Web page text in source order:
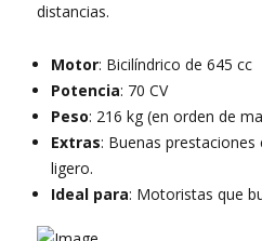
distancias.
Motor: Bicilíndrico de 645 cc
Potencia: 70 CV
Peso: 216 kg (en orden de
Extras: Buenas
ligero.
Ideal para: Motoristas que